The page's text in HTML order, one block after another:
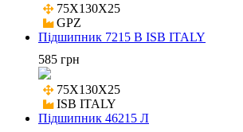
75X130X25
GPZ
Підшипник 7215 B ISB ITALY
585 грн
75X130X25
ISB ITALY
Підшипник 46215 Л